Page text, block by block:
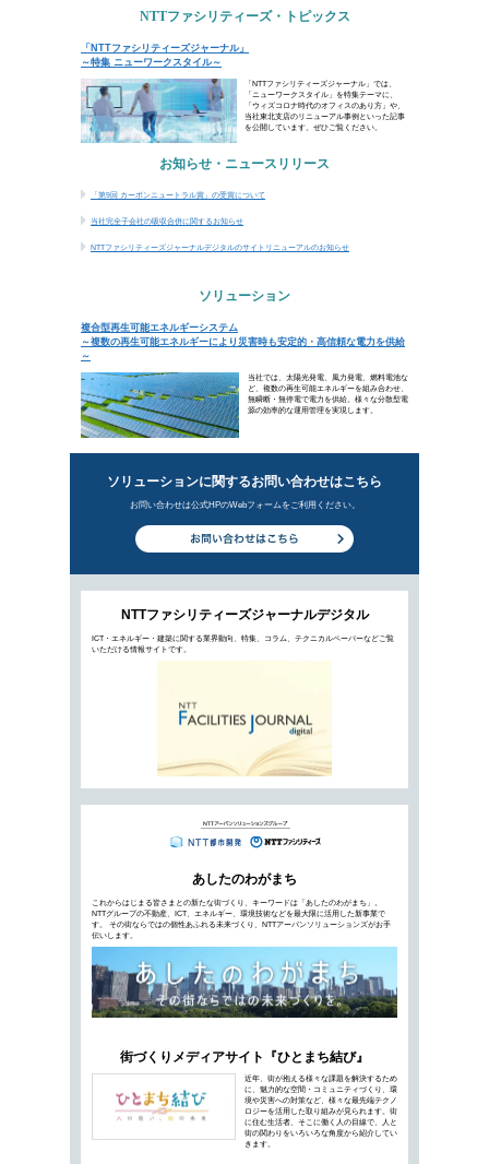
ビジネスコラム
再生可能エネルギーの現在地、主力電源化はど
新しい働き方で「センターオフィス」が果たす
NTTファシリティーズ・トピックス
「NTTファシリティーズジャーナル」～特集 ニ
お知らせ・ニュースリリース
「第9回 カーボンニュートラル賞」の受賞につ
当社完全子会社の吸収合併に関するお知らせ
複合型再生可能エネルギーシステム
新着ビジ
再生可能エネルギーの現在地、主
2021年9月22日公開
今後のエネルギー情勢を考えた際、太陽光発
の課題とは…
新しい働き方で「センターオフィス